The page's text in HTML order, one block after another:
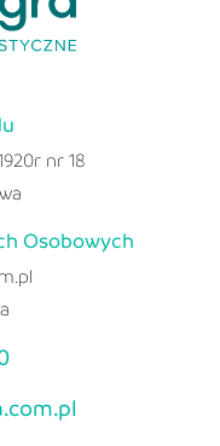
nr 18
Osobowych